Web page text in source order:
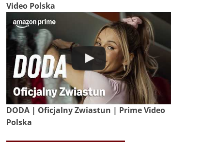
Video Polska
DODA | Oficjalny Zwiastun | Prime Video
Polska